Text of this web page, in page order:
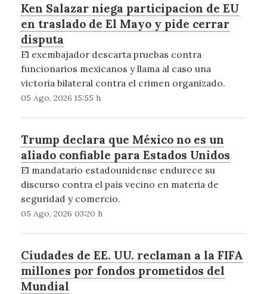
Ken Salazar niega participacion de EU
en traslado de El Mayo y pide cerrar
disputa
El exembajador descarta pruebas contra
funcionarios mexicanos y llama al caso una
victoria bilateral contra el crimen organizado.
05 Ago, 2026 15:55 h
Trump declara que México no es un
aliado confiable para Estados Unidos
El mandatario estadounidense endurece su
discurso contra el país vecino en materia de
seguridad y comercio.
05 Ago, 2026 03:20 h
Ciudades de EE. UU. reclaman a la FIFA
millones por fondos prometidos del
Mundial